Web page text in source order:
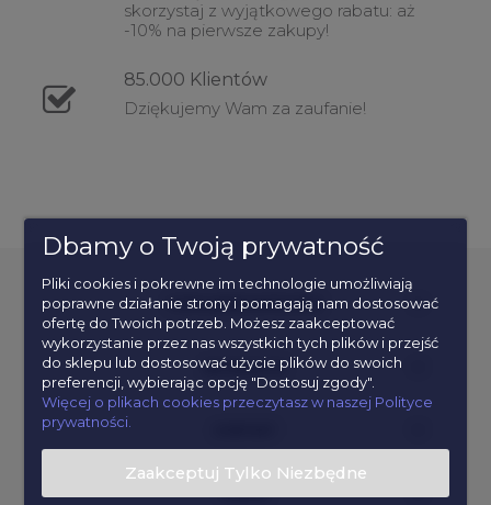
skorzystaj z wyjątkowego rabatu: aż
-10% na pierwsze zakupy!
85.000 Klientów
Dziękujemy Wam za zaufanie!
POPULARNE KATEGORIE
INFORMACJE
Dbamy o Twoją prywatność
Pliki cookies i pokrewne im technologie umożliwiają
poprawne działanie strony i pomagają nam dostosować
ofertę do Twoich potrzeb. Możesz zaakceptować
wykorzystanie przez nas wszystkich tych plików i przejść
do sklepu lub dostosować użycie plików do swoich
preferencji, wybierając opcję "Dostosuj zgody".
Więcej o plikach cookies przeczytasz w naszej Polityce
prywatności.
Zaakceptuj Tylko Niezbędne